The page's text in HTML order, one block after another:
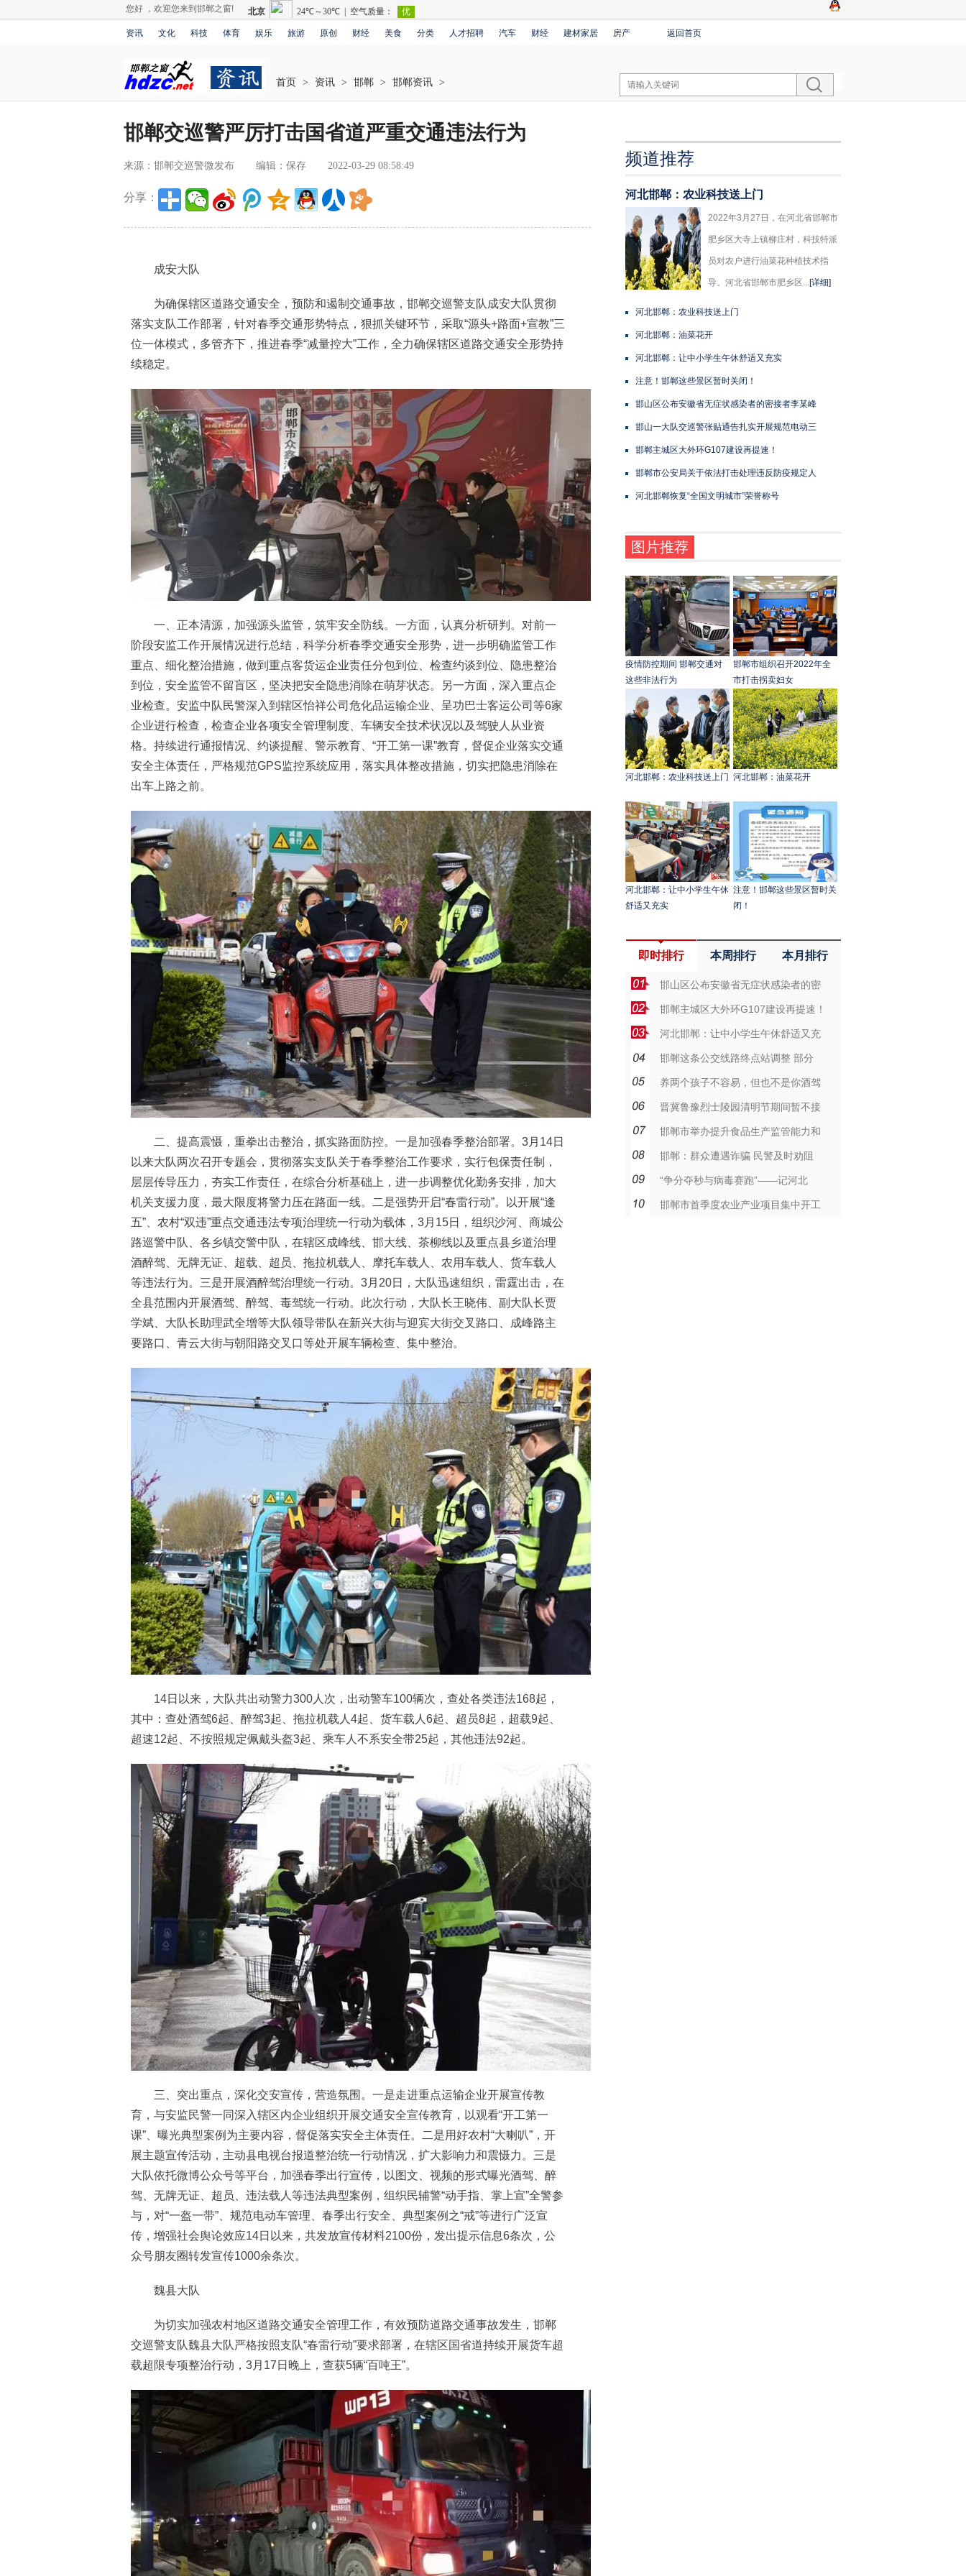
您好 ，欢迎您来到邯郸之窗!
资讯 文化 科技 体育 娱乐 旅游 原创 财经 美食 分类 人才招聘 汽车 财经 建材家居 房产 返回首页
首页 > 资讯 > 邯郸 > 邯郸资讯 >
邯郸交巡警严厉打击国省道严重交通违法行为
来源：邯郸交巡警微发布 编辑：保存 2022-03-29 08:58:49
分享：
成安大队
为确保辖区道路交通安全，预防和遏制交通事故，邯郸交巡警支队成安大队贯彻
落实支队工作部署，针对春季交通形势特点，狠抓关键环节，采取“源头+路面+宣教”三
位一体模式，多管齐下，推进春季“减量控大”工作，全力确保辖区道路交通安全形势持
续稳定。
一、正本清源，加强源头监管，筑牢安全防线。一方面，认真分析研判。对前一
阶段安监工作开展情况进行总结，科学分析春季交通安全形势，进一步明确监管工作
重点、细化整治措施，做到重点客货运企业责任分包到位、检查约谈到位、隐患整治
到位，安全监管不留盲区，坚决把安全隐患消除在萌芽状态。另一方面，深入重点企
业检查。安监中队民警深入到辖区怡祥公司危化品运输企业、呈功巴士客运公司等6家
企业进行检查，检查企业各项安全管理制度、车辆安全技术状况以及驾驶人从业资
格。持续进行通报情况、约谈提醒、警示教育、“开工第一课”教育，督促企业落实交通
安全主体责任，严格规范GPS监控系统应用，落实具体整改措施，切实把隐患消除在
出车上路之前。
二、提高震慑，重拳出击整治，抓实路面防控。一是加强春季整治部署。3月14日
以来大队两次召开专题会，贯彻落实支队关于春季整治工作要求，实行包保责任制，
层层传导压力，夯实工作责任，在综合分析基础上，进一步调整优化勤务安排，加大
机关支援力度，最大限度将警力压在路面一线。二是强势开启“春雷行动”。以开展“逢
五”、农村“双违”重点交通违法专项治理统一行动为载体，3月15日，组织沙河、商城公
路巡警中队、各乡镇交警中队，在辖区成峰线、邯大线、茶柳线以及重点县乡道治理
酒醉驾、无牌无证、超载、超员、拖拉机载人、摩托车载人、农用车载人、货车载人
等违法行为。三是开展酒醉驾治理统一行动。3月20日，大队迅速组织，雷霆出击，在
全县范围内开展酒驾、醉驾、毒驾统一行动。此次行动，大队长王晓伟、副大队长贾
学斌、大队长助理武全增等大队领导带队在新兴大街与迎宾大街交叉路口、成峰路主
要路口、青云大街与朝阳路交叉口等处开展车辆检查、集中整治。
14日以来，大队共出动警力300人次，出动警车100辆次，查处各类违法168起，
其中：查处酒驾6起、醉驾3起、拖拉机载人4起、货车载人6起、超员8起，超载9起、
超速12起、不按照规定佩戴头盔3起、乘车人不系安全带25起，其他违法92起。
三、突出重点，深化交安宣传，营造氛围。一是走进重点运输企业开展宣传教
育，与安监民警一同深入辖区内企业组织开展交通安全宣传教育，以观看“开工第一
课”、曝光典型案例为主要内容，督促落实安全主体责任。二是用好农村“大喇叭”，开
展主题宣传活动，主动县电视台报道整治统一行动情况，扩大影响力和震慑力。三是
大队依托微博公众号等平台，加强春季出行宣传，以图文、视频的形式曝光酒驾、醉
驾、无牌无证、超员、违法载人等违法典型案例，组织民辅警“动手指、掌上宣”全警参
与，对“一盔一带”、规范电动车管理、春季出行安全、典型案例之“戒”等进行广泛宣
传，增强社会舆论效应14日以来，共发放宣传材料2100份，发出提示信息6条次，公
众号朋友圈转发宣传1000余条次。
魏县大队
为切实加强农村地区道路交通安全管理工作，有效预防道路交通事故发生，邯郸
交巡警支队魏县大队严格按照支队“春雷行动”要求部署，在辖区国省道持续开展货车超
载超限专项整治行动，3月17日晚上，查获5辆“百吨王”。
频道推荐
河北邯郸：农业科技送上门
2022年3月27日，在河北省邯郸市
肥乡区大寺上镇柳庄村，科技特派
员对农户进行油菜花种植技术指
导。河北省邯郸市肥乡区...[详细]
河北邯郸：农业科技送上门
河北邯郸：油菜花开
河北邯郸：让中小学生午休舒适又充实
注意！邯郸这些景区暂时关闭！
邯山区公布安徽省无症状感染者的密接者李某峰
邯山一大队交巡警张贴通告扎实开展规范电动三
邯郸主城区大外环G107建设再提速！
邯郸市公安局关于依法打击处理违反防疫规定人
河北邯郸恢复“全国文明城市”荣誉称号
图片推荐
疫情防控期间 邯郸交通对
这些非法行为
邯郸市组织召开2022年全
市打击拐卖妇女
河北邯郸：农业科技送上门 河北邯郸：油菜花开
河北邯郸：让中小学生午休
舒适又充实
注意！邯郸这些景区暂时关
闭！
即时排行 本周排行 本月排行
邯山区公布安徽省无症状感染者的密
邯郸主城区大外环G107建设再提速！
河北邯郸：让中小学生午休舒适又充
邯郸这条公交线路终点站调整 部分
养两个孩子不容易，但也不是你酒驾
晋冀鲁豫烈士陵园清明节期间暂不接
邯郸市举办提升食品生产监管能力和
邯郸：群众遭遇诈骗 民警及时劝阻
“争分夺秒与病毒赛跑”——记河北
邯郸市首季度农业产业项目集中开工